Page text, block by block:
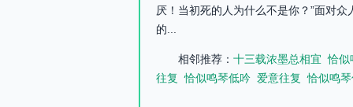
厌！当初死的人为什么不是你？”面
的...
相邻推荐： 十三载浓墨总相宜 恰似
往复 恰似鸣琴低吟 爱意往复 恰似鸣